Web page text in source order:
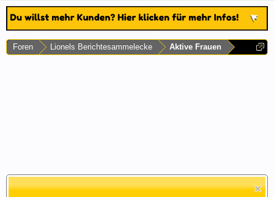
Foren Lionels Berichtesammelecke Aktive Frauen